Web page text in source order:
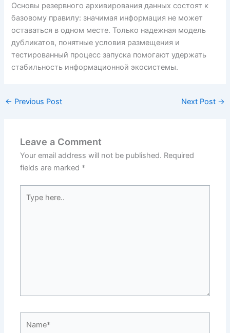
Основы резервного архивирования данных состоят к
базовому правилу: значимая информация не может
оставаться в одном месте. Только надежная модель
дубликатов, понятные условия размещения и
тестированный процесс запуска помогают удержать
стабильность информационной экосистемы.
← Previous Post Next Post →
Leave a Comment
Your email address will not be published. Required
fields are marked *
here..